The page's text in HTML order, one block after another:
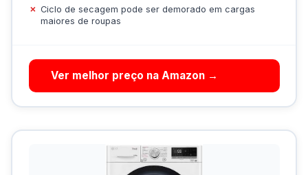
Ciclo de secagem pode ser demorado em cargas
maiores de roupas
Ver melhor preço na Amazon →